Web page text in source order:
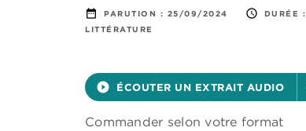
date_range PARUTION : 25/09/2024 access_time DURÉE :
LITTÉRATURE
play_circle_filled ÉCOUTER UN EXTRAIT AUDIO
Commander selon votre format